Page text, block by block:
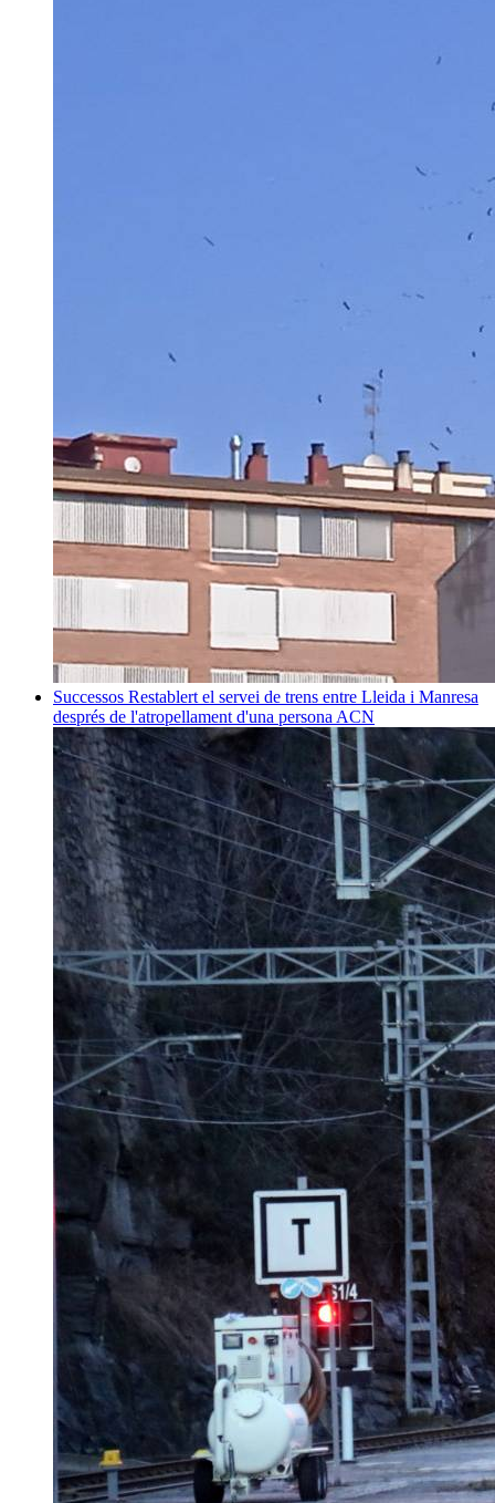
Successos Restablert el servei de trens entre Lleida i Manresa
després de l'atropellament d'una persona ACN